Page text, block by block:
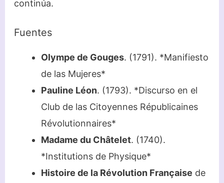
continúa.
Fuentes
Olympe de Gouges. (1791). *Manifiesto
de las Mujeres*
Pauline Léon. (1793). *Discurso en el
Club de las Citoyennes Républicaines
Révolutionnaires*
Madame du Châtelet. (1740).
*Institutions de Physique*
Histoire de la Révolution Française de